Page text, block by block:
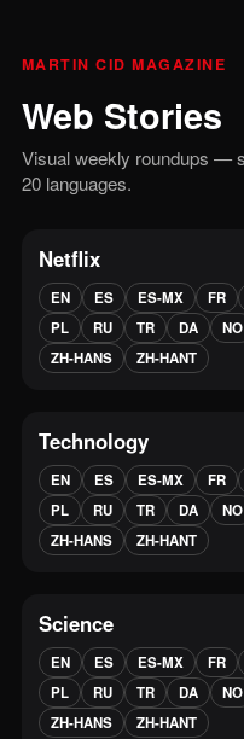
MARTIN CID MAGAZINE
Web Stories
Visual weekly roundups —
20 languages.
Netflix
EN ES ES-MX FR
PL
RU TR DA NO
ZH-HANS
ZH-HANT
Technology
EN ES ES-MX FR
PL
RU TR DA NO
ZH-HANS
ZH-HANT
Science
EN ES ES-MX FR
PL
RU TR DA NO
ZH-HANS
ZH-HANT